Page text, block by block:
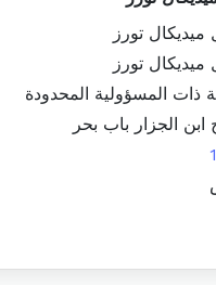
ميديكال تورز
ميديكال تورز
ذات المسؤولية المحدودة